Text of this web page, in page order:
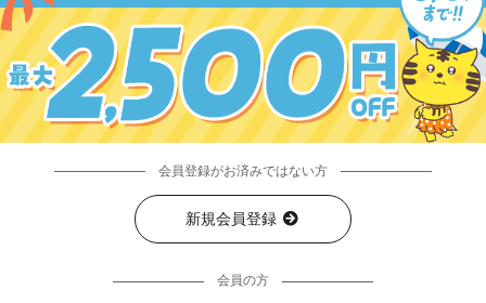
会員登録がお済みではない方
新規会員登録
会員の方